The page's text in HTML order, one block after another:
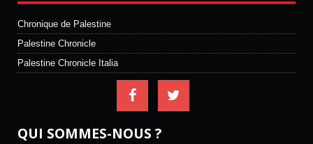
Chronique de Palestine
Palestine Chronicle
Palestine Chronicle Italia
QUI SOMMES-NOUS ?